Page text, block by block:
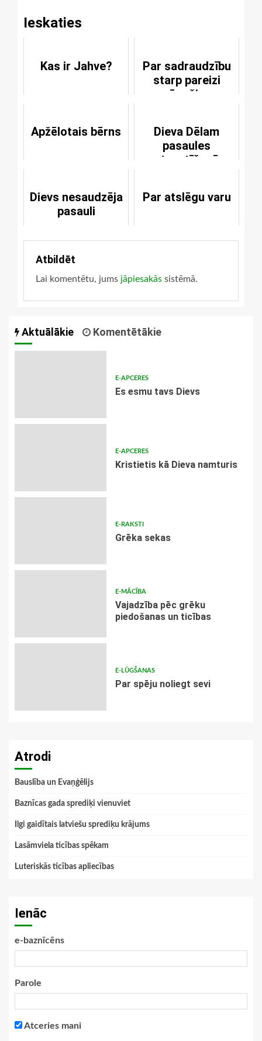
Ieskaties
Kas ir Jahve?
Par sadraudzību
starp pareizi
mācošiem
Apžēlotais bērns
Dieva Dēlam
pasaules
atpestīšanā
Dievs nesaudzēja
pasauli
Par atslēgu varu
Atbildēt
Lai komentētu, jums jāpiesakās sistēmā.
Aktuālākie Komentētākie
E-APCERES
Es esmu tavs Dievs
E-APCERES
Kristietis kā Dieva namturis
E-RAKSTI
Grēka sekas
E-MĀCĪBA
Vajadzība pēc grēku
piedošanas un ticības
E-LŪGŠANAS
Par spēju noliegt sevi
Atrodi
Bauslība un Evaņģēlijs
Baznīcas gada sprediķi vienuviet
Ilgi gaidītais latviešu sprediķu krājums
Lasāmviela ticības spēkam
Luteriskās ticības apliecības
Ienāc
e-baznīcēns
Parole
Atceries mani